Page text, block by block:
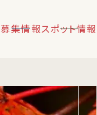
募集情報スポット情報